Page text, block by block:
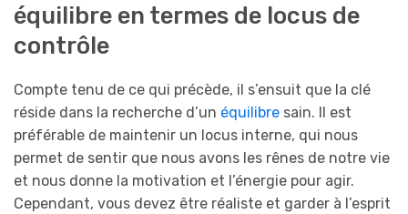
équilibre en termes de locus de
contrôle
Compte tenu de ce qui précède, il s’ensuit que la clé
réside dans la recherche d’un équilibre sain. Il est
préférable de maintenir un locus interne, qui nous
permet de sentir que nous avons les rênes de notre vie
et nous donne la motivation et l’énergie pour agir.
Cependant, vous devez être réaliste et garder à l’esprit